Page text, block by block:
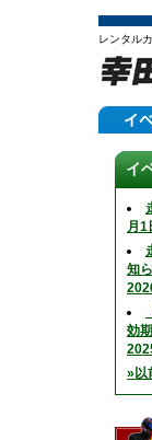
レンタル
イ
月1
知
効
»以